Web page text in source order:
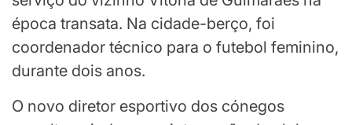
época transata. Na cidade-berço, foi
coordenador técnico para o futebol feminino,
durante dois anos.
O novo diretor esportivo dos cónegos